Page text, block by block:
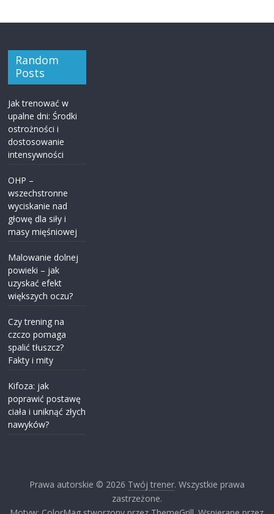
Random
Posts
Jak trenować w
upalne dni: Środki
ostrożności i
dostosowanie
intensywności
OHP –
wszechstronne
wyciskanie nad
głowę dla siły i
masy mięśniowej
Malowanie dolnej
powieki – jak
uzyskać efekt
większych oczu?
Czy trening na
czczo pomaga
spalić tłuszcz?
Fakty i mity
Kifoza: jak
poprawić postawę
ciała i uniknąć złych
nawyków?
Prawa autorskie © 2026 Twój trener. Wszystkie prawa
zastrzeżone.